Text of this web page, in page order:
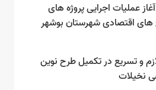
عملیات اجرایی پروژه های
های اقتصادی شهرستان بوشهر
و تسریع در تکمیل طرح نوین
نخیلات